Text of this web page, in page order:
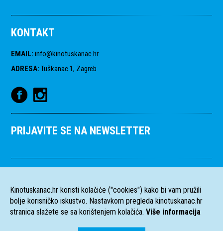
KONTAKT
EMAIL: info@kinotuskanac.hr
ADRESA: Tuškanac 1, Zagreb
PRIJAVITE SE NA NEWSLETTER
Kinotuskanac.hr koristi kolačiće ("cookies") kako bi vam pružili
bolje korisničko iskustvo. Nastavkom pregleda kinotuskanac.hr
stranica slažete se sa korištenjem kolačića. Više informacija